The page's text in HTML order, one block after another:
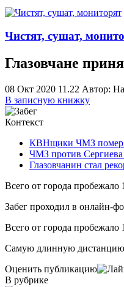
Чистят, сушат,
Глазовчане
08 Окт 2020 11.22 Автор:
В записную книжку
Контекст
КВНщики ЧМЗ
ЧМЗ против Сергиева
Глазовчанин стал
Всего от города пробежало
Забег проходил в онлайн-
Всего от города пробежало
Самую длинную дистанцию
Оценить публикацию
В рубрике